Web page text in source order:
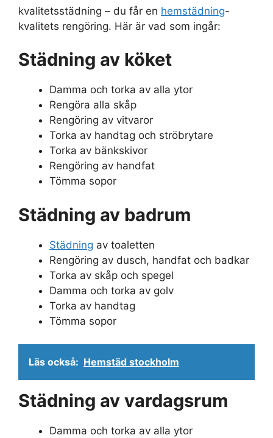
kvalitetsstädning – du får en hemstädning-
kvalitets rengöring. Här är vad som ingår:
Städning av köket
Damma och torka av alla ytor
Rengöra alla skåp
Rengöring av vitvaror
Torka av handtag och ströbrytare
Torka av bänkskivor
Rengöring av handfat
Tömma sopor
Städning av badrum
Städning av toaletten
Rengöring av dusch, handfat och badkar
Torka av skåp och spegel
Damma och torka av golv
Torka av handtag
Tömma sopor
Läs också: Hemstäd stockholm
Städning av vardagsrum
Damma och torka av alla ytor